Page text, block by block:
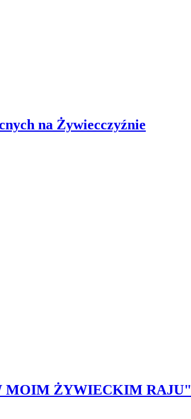
na Żywiecczyźnie
MOIM ŻYWIECKIM RAJU"